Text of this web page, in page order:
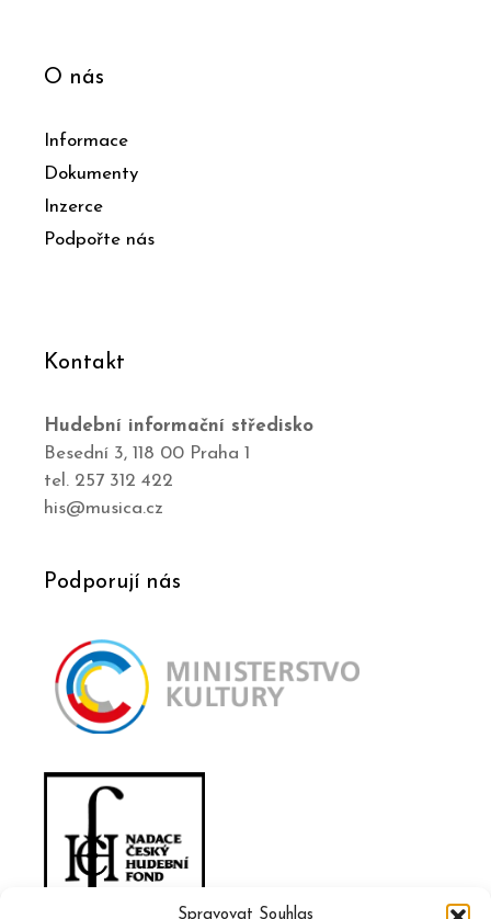
Spravovat Souhlas
O nás
Informace
Dokumenty
Inzerce
Podpořte nás
Kontakt
Hudební informační středisko
Besední 3, 118 00 Praha 1
tel. 257 312 422
his@musica.cz
Podporují nás